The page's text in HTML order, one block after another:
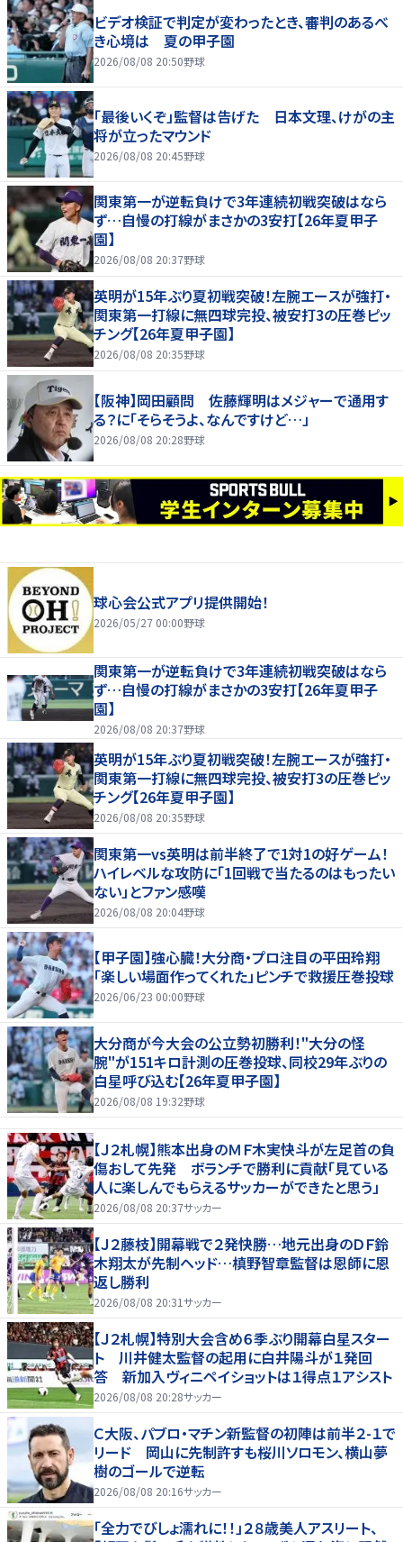
ビデオ検証で判定が変わったとき、審判のあるべ
き心境は 夏の甲子園
2026/08/08 20:50野球
「最後いくぞ」監督は告げた 日本文理、けがの主
将が立ったマウンド
2026/08/08 20:45野球
関東第一が逆転負けで3年連続初戦突破はなら
ず…自慢の打線がまさかの3安打【26年夏甲子
園】
2026/08/08 20:37野球
英明が15年ぶり夏初戦突破！左腕エースが強打・
関東第一打線に無四球完投、被安打3の圧巻ピッ
チング【26年夏甲子園】
2026/08/08 20:35野球
【阪神】岡田顧問 佐藤輝明はメジャーで通用す
る？に「そらそうよ、なんですけど…」
2026/08/08 20:28野球
球心会公式アプリ提供開始！
2026/05/27 00:00野球
関東第一が逆転負けで3年連続初戦突破はなら
ず…自慢の打線がまさかの3安打【26年夏甲子
園】
2026/08/08 20:37野球
英明が15年ぶり夏初戦突破！左腕エースが強打・
関東第一打線に無四球完投、被安打3の圧巻ピッ
チング【26年夏甲子園】
2026/08/08 20:35野球
関東第一vs英明は前半終了で1対1の好ゲーム！
ハイレベルな攻防に「1回戦で当たるのはもったい
ない」とファン感嘆
2026/08/08 20:04野球
【甲子園】強心臓！大分商・プロ注目の平田玲翔
「楽しい場面作ってくれた」ピンチで救援圧巻投球
2026/06/23 00:00野球
大分商が今大会の公立勢初勝利！"大分の怪
腕"が151キロ計測の圧巻投球、同校29年ぶりの
白星呼び込む【26年夏甲子園】
2026/08/08 19:32野球
【Ｊ２札幌】熊本出身のＭＦ木実快斗が左足首の負
傷おして先発 ボランチで勝利に貢献「見ている
人に楽しんでもらえるサッカーができたと思う」
2026/08/08 20:37サッカー
【Ｊ２藤枝】開幕戦で２発快勝…地元出身のＤＦ鈴
木翔太が先制ヘッド…槙野智章監督は恩師に恩
返し勝利
2026/08/08 20:31サッカー
【Ｊ２札幌】特別大会含め６季ぶり開幕白星スター
ト 川井健太監督の起用に白井陽斗が１発回
答 新加入ヴィニペイショットは１得点１アシスト
2026/08/08 20:28サッカー
Ｃ大阪、パブロ・マチン新監督の初陣は前半２-１で
リード 岡山に先制許すも桜川ソロモン、横山夢
樹のゴールで逆転
2026/08/08 20:16サッカー
「全力でびしょ濡れに！！」２８歳美人アスリート、